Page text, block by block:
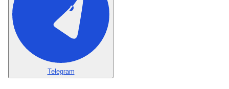
Telegram